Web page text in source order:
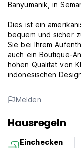
Banyumanik, in
Dies ist ein
bequem und sicher
Sie bei Ihrem
auch ein Boutique-
hohen Qualität von
indonesischen
Die Räume, die zur
Typen, von Superior
Badezimmer sehr
sind.
'''Die
Melden
Hausregeln
Einchecken